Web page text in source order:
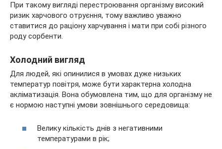
При такому вигляді перестроювання організму високий
ризик харчового отруєння, тому важливо уважно
ставитися до раціону харчування і мати при собі різного
роду сорбенти.
Холодний вигляд
Для людей, які опинилися в умовах дуже низьких
температур повітря, може бути характерна холодна
акліматизація. Вона обумовлена тим, що для організму не
є нормою наступні умови зовнішнього середовища:
Велику кількість днів з негативними
температурами в рік;